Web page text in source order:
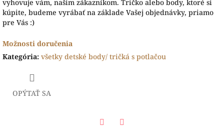
vyhovuje vám, našim zákazníkom. Tričko alebo body, ktoré si
kúpite, budeme vyrábať na základe Vašej objednávky, priamo
pre Vás :)
Možnosti doručenia
Kategória: všetky detské body/ tričká s potlačou
OPÝTAŤ SA